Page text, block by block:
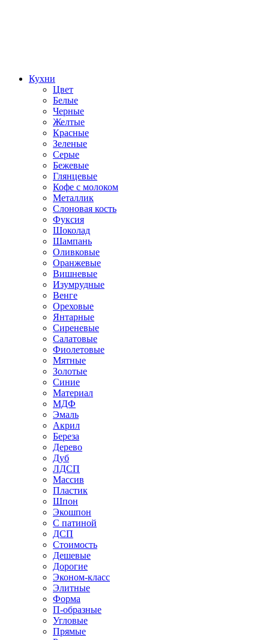
Кухни
Цвет
Белые
Черные
Желтые
Красные
Зеленые
Серые
Бежевые
Глянцевые
Кофе с молоком
Металлик
Слоновая кость
Фуксия
Шоколад
Шампань
Оливковые
Оранжевые
Вишневые
Изумрудные
Венге
Ореховые
Янтарные
Сиреневые
Салатовые
Фиолетовые
Мятные
Золотые
Синие
Материал
МДФ
Эмаль
Акрил
Береза
Дерево
Дуб
ЛДСП
Массив
Пластик
Шпон
Экошпон
С патиной
ДСП
Стоимость
Дешевые
Дорогие
Эконом-класс
Элитные
Форма
П-образные
Угловые
Прямые